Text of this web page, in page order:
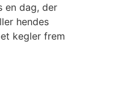
en dag, der
hendes
kegler frem